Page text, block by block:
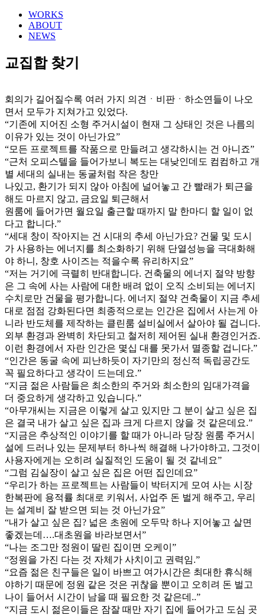
WORKS
ABOUT
NEWS
교집합 찾기
회의가 길어질수록 여러 가지 의견ㆍ비판ㆍ하소연들이 나오
면서 모두가 지쳐가고 있었다.
“기존에 지어진 소형 주거시설이 현재 그 상태인 것은 나름의
이유가 있는 것이 아닌가요”
“모든 프로젝트를 작품으로 만들려고 생각하시는 건 아니죠”
“근처 오피스텔을 들어가보니 복도는 대낮인데도 컴컴하고 개
별 세대의 실내는 동굴처럼 작은 창만
나있고, 환기가 되지 않아 아침에 널어놓고 간 빨래가 퇴근을
해도 마르지 않고, 금요일 퇴근해서
원룸에 들어가면 월요일 출근할 때까지 말 한마디 할 일이 없
다고 합니다.”
“세대 창이 작아지는 건 시대의 추세 아닌가요? 건물 및 도시
가 사용하는 에너지를 최소화하기 위해 단열성능을 극대화해
야 하니, 창호 사이즈는 적을수록 유리하지요”
“저는 거기에 극렬히 반대합니다. 건축물의 에너지 절약 방향
은 그 속에 사는 사람에 대한 배려 없이 오직 소비되는 에너지
수치로만 건물을 평가합니다. 에너지 절약 건축물이 지금 추세
대로 점점 강화된다면 최종적으로는 인간은 집에서 사는게 아
니라 반도체를 제작하는 클린룸 설비실에서 살아야 될 겁니다.
외부 환경과 완벽히 차단되고 철저히 제어된 실내 환경인거죠.
이런 환경에서 자란 인간은 몇십 대를 못가서 멸종할 겁니다.”
“인간은 동굴 속에 피난하듯이 자기만의 정신적 독립공간도
꼭 필요하다고 생각이 드는데요.”
“지금 젊은 사람들은 최소한의 주거와 최소한의 임대가격을
더 중요하게 생각하고 있습니다.”
“아무개씨는 지금은 이렇게 살고 있지만 그 분이 살고 싶은 집
은 결국 내가 살고 싶은 집과 크게 다르지 않을 것 같은데요.”
“지금은 추상적인 이야기를 할 때가 아니라 당장 원룸 주거시
설에 드러나 있는 문제부터 하나씩 해결해 나가야하고, 그것이
사용자에게는 오히려 실질적인 도움이 될 것 같네요”
“그럼 김실장이 살고 싶은 집은 어떤 집인데요”
“우리가 하는 프로젝트는 사람들이 박터지게 모여 사는 시장
한복판에 용적률 최대로 키워서, 사업주 돈 벌게 해주고, 우리
는 설계비 잘 받으면 되는 것 아닌가요”
“내가 살고 싶은 집? 넓은 초원에 오두막 하나 지어놓고 살면
좋겠는데….대초원을 바라보면서”
“나는 조그만 정원이 딸린 집이면 오케이”
“정원을 가진 다는 것 자체가 사치이고 권력임.”
“요즘 젊은 친구들은 일이 바쁘고 여가시간은 최대한 휴식해
야하기 때문에 정원 같은 것은 귀찮을 뿐이고 오히려 돈 벌고
나이 들어서 시간이 남을 때 필요한 것 같은데..”
“지금 도시 젊은이들은 잠잘 때만 자기 집에 들어가고 도심 곳